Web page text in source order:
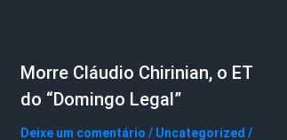
Morre Cláudio Chirinian, o ET
do “Domingo Legal”
Deixe um comentário / Uncategorized /